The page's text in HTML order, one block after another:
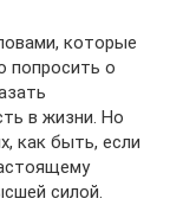
которые
попросить о
в жизни. Но
как быть, если
силой.